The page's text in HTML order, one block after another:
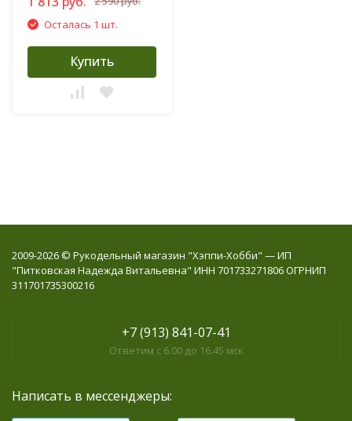
Осталась 1 шт.
Купить
2009-2026 © Рукодельный магазин "Хэппи-Хобби" — ИП
"Питковская Надежда Витальевна" ИНН 701733271806 ОГРНИП
311701735300216
+7 (913) 841-07-41
Ответим с 6.00 до 16.45 мск
Написать в мессенджеры: